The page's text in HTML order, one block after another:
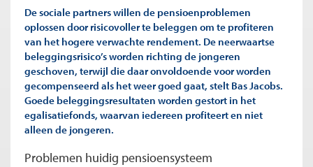
De sociale partners willen de pensioenproblemen
oplossen door risicovoller te beleggen om te profiteren
van het hogere verwachte rendement. De neerwaartse
beleggingsrisico’s worden richting de jongeren
geschoven, terwijl die daar onvoldoende voor worden
gecompenseerd als het weer goed gaat, stelt Bas Jacobs.
Goede beleggingsresultaten worden gestort in het
egalisatiefonds, waarvan iedereen profiteert en niet
alleen de jongeren.
Problemen huidig pensioensysteem